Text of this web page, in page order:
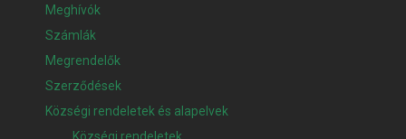
Meghívók
Számlák
Megrendelők
Szerződések
Községi rendeletek és alapelvek